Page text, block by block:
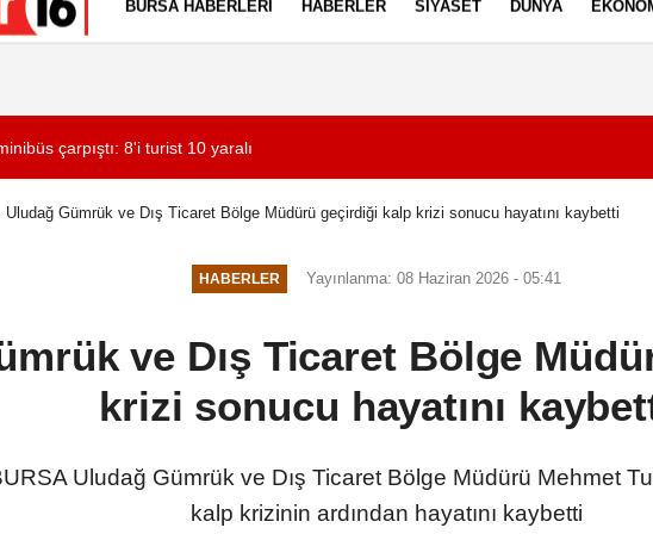
İlkeleri
BURSA HABERLERI HABERLER SIYASET DÜNYA
çarpıştı: 8'i turist 10 yaralı
Uludağ Gümrük ve Dış Ticaret Bölge Müdürü geçirdiği kalp krizi sonucu hayatını kaybetti
HABERLER Yayınlanma: 08 Haziran 2026 - 05:41
ve Dış Ticaret Bölge
krizi sonucu hayatını
Uludağ Gümrük ve Dış Ticaret Bölge Müdürü Mehmet
kalp krizinin ardından hayatını kaybetti